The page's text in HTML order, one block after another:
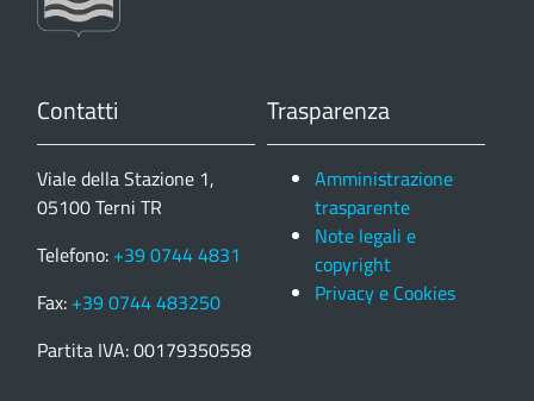
Contatti
Viale della Stazione 1,
05100 Terni TR
Telefono: +39 0744 4831
Fax: +39 0744 483250
Partita IVA: 00179350558
Trasparenza
Amministrazione
trasparente
Note legali e
copyright
Privacy e Cookies